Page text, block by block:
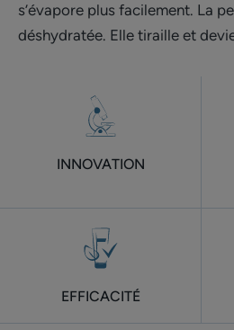
s’évapore plus facilement. La
déshydratée. Elle tiraille et
INNOVATION
EFFICACITÉ